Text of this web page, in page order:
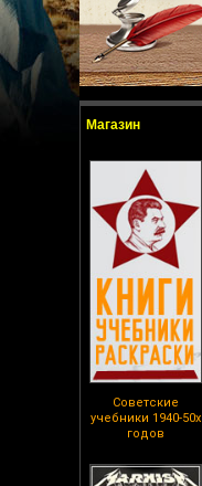
Магазин
Советские
учебники 1940-50х
годов